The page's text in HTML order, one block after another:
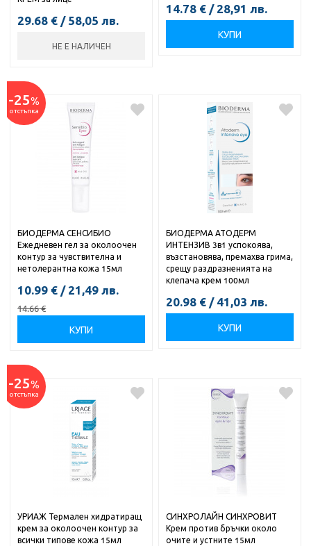
29.68 € / 58,05 лв.
НЕ Е НАЛИЧЕН
14.78 € / 28,91 лв.
КУПИ
-25%
отстъпка
БИОДЕРМА СЕНСИБИО
Ежедневен гел за околоочен
контур за чувствителна и
нетолерантна кожа 15мл
10.99 € / 21,49 лв.
14.66€
КУПИ
БИОДЕРМА АТОДЕРМ
ИНТЕНЗИВ 3в1 успокоява,
възстановява, премахва грима,
срещу раздразненията на
клепача крем 100мл
20.98 € / 41,03 лв.
КУПИ
-25%
отстъпка
УРИАЖ Термален хидратиращ
крем за околоочен контур за
всички типове кожа 15мл
СИНХРОЛАЙН СИНХРОВИТ
Крем против бръчки около
очите и устните 15мл